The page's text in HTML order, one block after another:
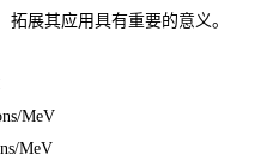
展其应用具有重要的意义。
MeV
MeV